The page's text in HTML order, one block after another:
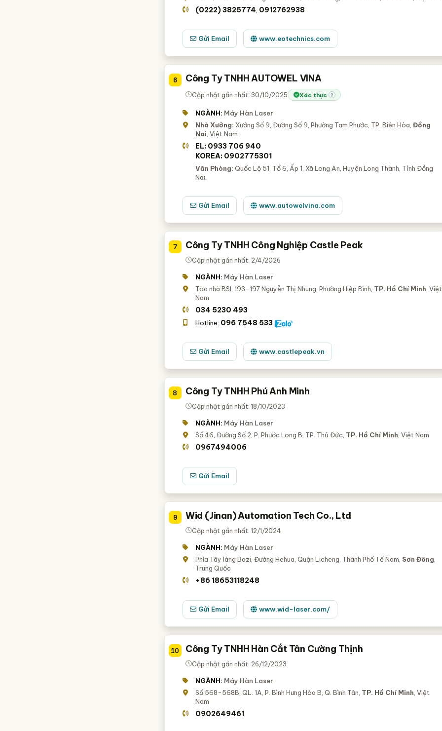
(0222) 3825774 0912762938
Gửi Email www.eotechnics.com
6 Công Ty TNHH AUTOWEL VINA
Cập nhật gần nhất: 30/10/2025 Xác thực ?
NGÀNH: Máy Hàn Laser
Nhà Xưởng: Xưởng Số 9, Đường Số 9, Phường Tam Phước, TP. Biên Hòa, Đồng
Nai , Việt Nam
EL: 0933 706 940
KOREA: 0902775301
Văn Phòng: Quốc Lộ 51, Tổ 6, Ấp 1, Xã Long An, Huyện Long Thành, Tỉnh Đồng
Nai.
Gửi Email www.autowelvina.com
7 Công Ty TNHH Công Nghiệp Castle Peak
Cập nhật gần nhất: 2/4/2026
NGÀNH: Máy Hàn Laser
Tòa nhà BSI, 193-197 Nguyễn Thị Nhung, Phường Hiệp Bình, TP. Hồ Chí Minh , Việt
Nam
034 5230 493
Hotline: 096 7548 533
Gửi Email www.castlepeak.vn
8 Công Ty TNHH Phú Anh Minh
Cập nhật gần nhất: 18/10/2023
NGÀNH: Máy Hàn Laser
Số 46, Đường Số 2, P. Phước Long B, TP. Thủ Đức, TP. Hồ Chí Minh , Việt Nam
0967494006
Gửi Email
9 Wid (Jinan) Automation Tech Co., Ltd
Cập nhật gần nhất: 12/1/2024
NGÀNH: Máy Hàn Laser
Phía Tây làng Bazi, Đường Hehua, Quận Licheng, Thành Phố Tế Nam, Sơn Đông
Trung Quốc
+86 18653118248
Gửi Email www.wid-laser.com/
10 Công Ty TNHH Hàn Cắt Tân Cường Thịnh
Cập nhật gần nhất: 26/12/2023
NGÀNH: Máy Hàn Laser
Số 568-568B, QL. 1A, P. Bình Hưng Hòa B, Q. Bình Tân, TP. Hồ Chí Minh , Việt
Nam
0902649461